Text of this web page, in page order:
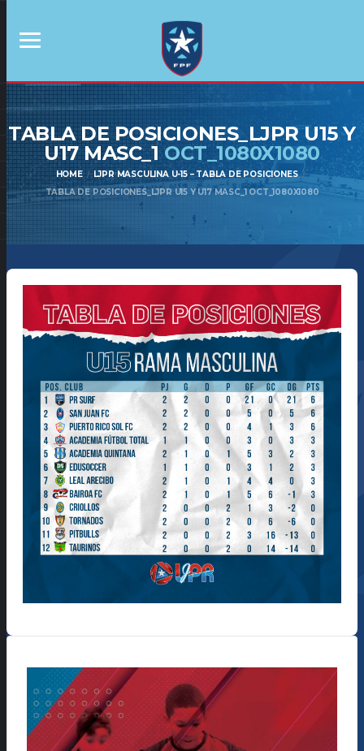
TABLA DE POSICIONES_LJPR U15 Y
U17 MASC_1OCT_1080X1080
HOME
LJPR MASCULINA U-15 – TABLA DE POSICIONES
TABLA DE POSICIONES_LJPR U15 Y U17 MASC_1 OCT_1080X1080